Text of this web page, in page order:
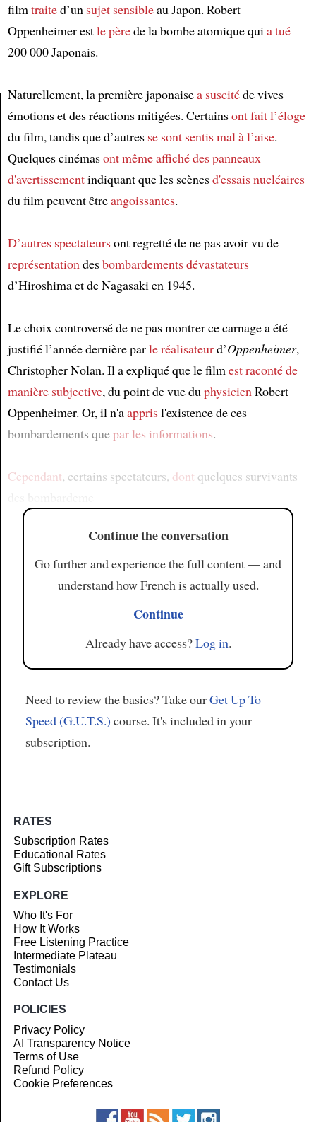
Article
filmtraited’un sujet sensibleau Japon. Robert
Oppenheimer estle pèrede la bombe atomique quia tué
200 000 Japonais.
Naturellement, la première japonaisea suscitéde vives
émotions et des réactions mitigées. Certainsont fait l’éloge
du film, tandis que d’autres se sont sentis mal à l’aise.
Quelques cinémasont même affichédes panneaux
d'avertissementindiquant que les scènesd'essais nucléaires
du film peuvent êtreangoissantes.
D’autres spectateursont regretté de ne pas avoir vu de
représentationdesbombardements dévastateurs
d’Hiroshima et de Nagasaki en 1945.
Le choix controversé de ne pas montrer ce carnage a été
justifié l’année dernière parle réalisateurd’Oppenheimer,
Christopher Nolan. Il a expliqué que le filmest racontéde
manière subjective, du point de vue duphysicienRobert
Oppenheimer. Or, il n'aapprisl'existence de ces
bombardements quepar les informations.
Cependant, certains spectateurs, dont quelques survivants
Continue the conversation
Go further and experience the full content — and
understand how French is actually used.
Continue
Already have access?Log in.
Need to review the basics? Take ourGet Up To
Speed (G.U.T.S.) course. It's included in your
subscription.
RATES
Subscription Rates
Educational Rates
Gift Subscriptions
EXPLORE
Who It's For
How It Works
Free Listening Practice
Intermediate Plateau
Testimonials
Contact Us
POLICIES
Privacy Policy
AI Transparency Notice
Terms of Use
Refund Policy
Cookie Preferences